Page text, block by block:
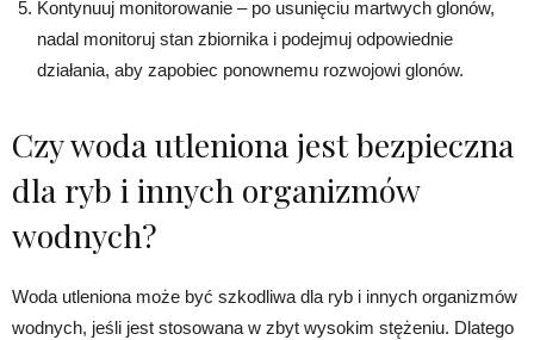
Kontynuuj monitorowanie – po usunięciu martwych glonów,
nadal monitoruj stan zbiornika i podejmuj odpowiednie
działania, aby zapobiec ponownemu rozwojowi glonów.
Czy woda utleniona jest bezpieczna
dla ryb i innych organizmów
wodnych?
Woda utleniona może być szkodliwa dla ryb i innych organizmów
wodnych, jeśli jest stosowana w zbyt wysokim stężeniu. Dlatego